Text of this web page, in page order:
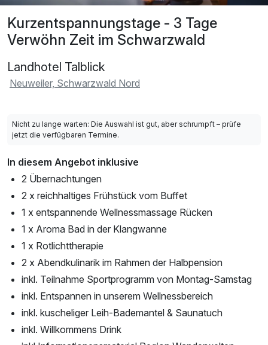
Kurzentspannungstage - 3 Tage
Verwöhn Zeit im Schwarzwald
Landhotel Talblick
Neuweiler, Schwarzwald Nord
Nicht zu lange warten: Die Auswahl ist gut, aber schrumpft – prüfe
jetzt die verfügbaren Termine.
In diesem Angebot inklusive
2 Übernachtungen
2 x reichhaltiges Frühstück vom Buffet
1 x entspannende Wellnessmassage Rücken
1 x Aroma Bad in der Klangwanne
1 x Rotlichttherapie
2 x Abendkulinarik im Rahmen der Halbpension
inkl. Teilnahme Sportprogramm von Montag-Samstag
inkl. Entspannen in unserem Wellnessbereich
inkl. kuscheliger Leih-Bademantel & Saunatuch
inkl. Willkommens Drink